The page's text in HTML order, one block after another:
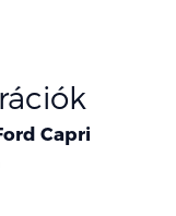
Capri